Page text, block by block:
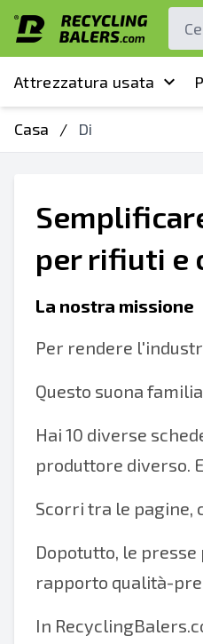
Attrezzatura usata
Casa / Di
per rifiuti e
La nostra missione
Per rendere
Questo suona
Hai 10 diverse
produttore diverso.
Scorri tra le pagine,
Dopotutto, le
rapporto qualità-
In